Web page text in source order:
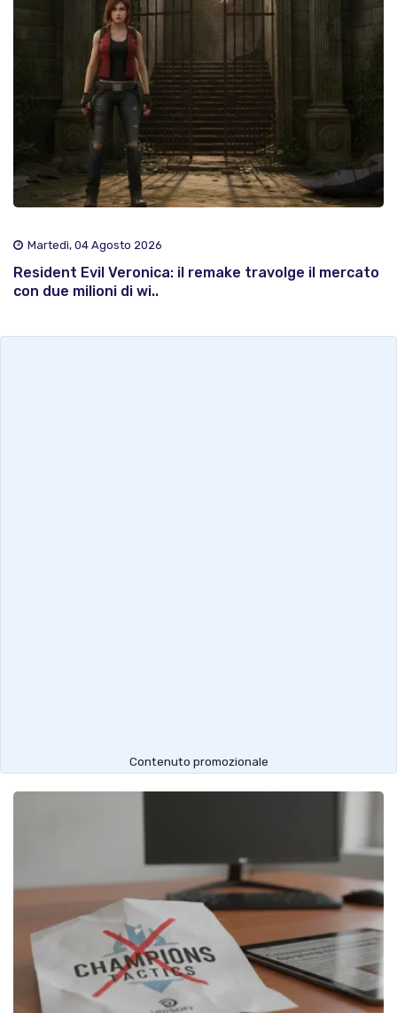
Martedì, 04 Agosto 2026
Resident Evil Veronica: il remake travolge il mercato
con due milioni di wi..
Contenuto promozionale